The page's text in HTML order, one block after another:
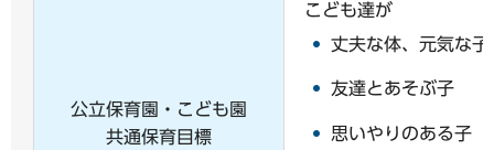
公立保育園・こども園
共通保育目標
こども達が
丈夫な体、元気な子
友達とあそぶ子
思いやりのある子